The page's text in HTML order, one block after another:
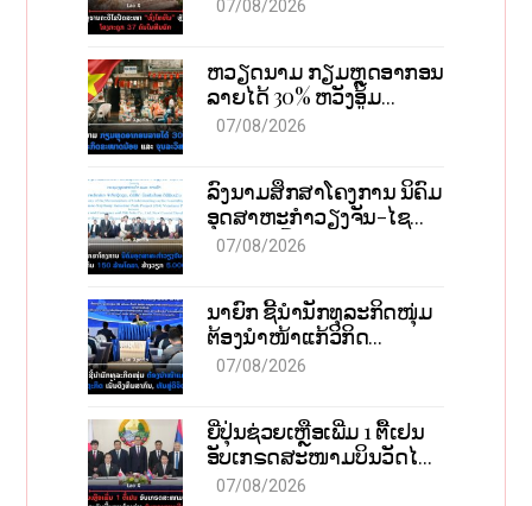
07/08/2026
ຫວຽດນາມ ກຽມຫຼຸດອາກອນ
ລາຍໄດ້ 30% ຫວັງອູ້ມ
ທຸລະກິດຂະໜາດນ້ອຍ ແລະ
07/08/2026
ລົງນາມສຶກສາໂຄງການ ນິຄົມ
ອຸດສາຫະກຳວຽງຈັນ-ໄຊ
ທານີ ຕັ້ງເປົ້າດຶງທຶນ 150 ລ້ານ
07/08/2026
ນາຍົກ ຊີ້ນຳນັກທຸລະກິດໜຸ່ມ
ຕ້ອງນຳໜ້າແກ້ວິກິດ
ເສດຖະກິດ ເນັ້ນດຶງທຶນ
07/08/2026
ຍີ່ປຸ່ນຊ່ວຍເຫຼືອເພີ່ມ 1 ຕື້ເຢນ
ອັບເກຣດສະໜາມບິນວັດໄຕ
ຮັບຮອງການເຕີບໂຕ
07/08/2026